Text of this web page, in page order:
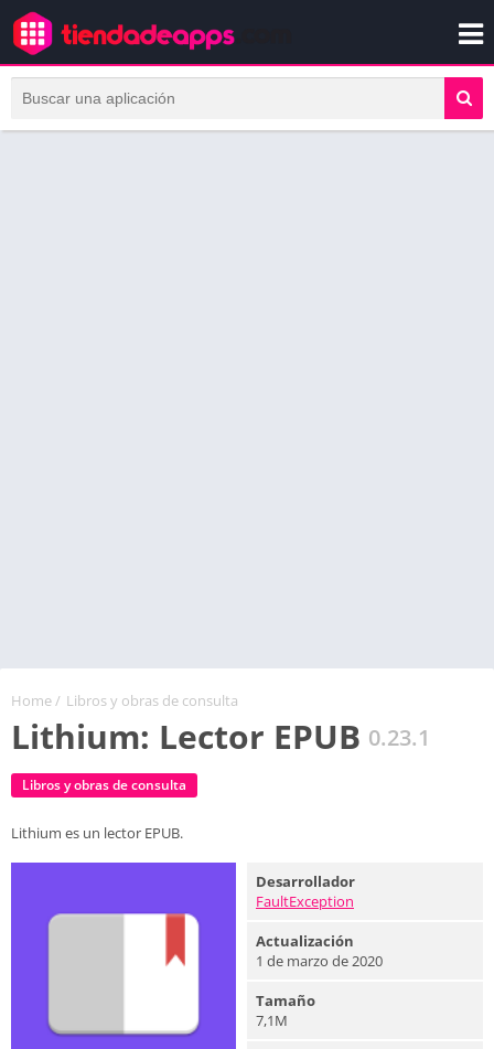
Home/ Libros y obras de consulta
Lithium: Lector EPUB 0.23.1
Libros y obras de consulta
Lithium es un lector EPUB.
Desarrollador
FaultException
Actualización
1 de marzo de 2020
Tamaño
7,1M